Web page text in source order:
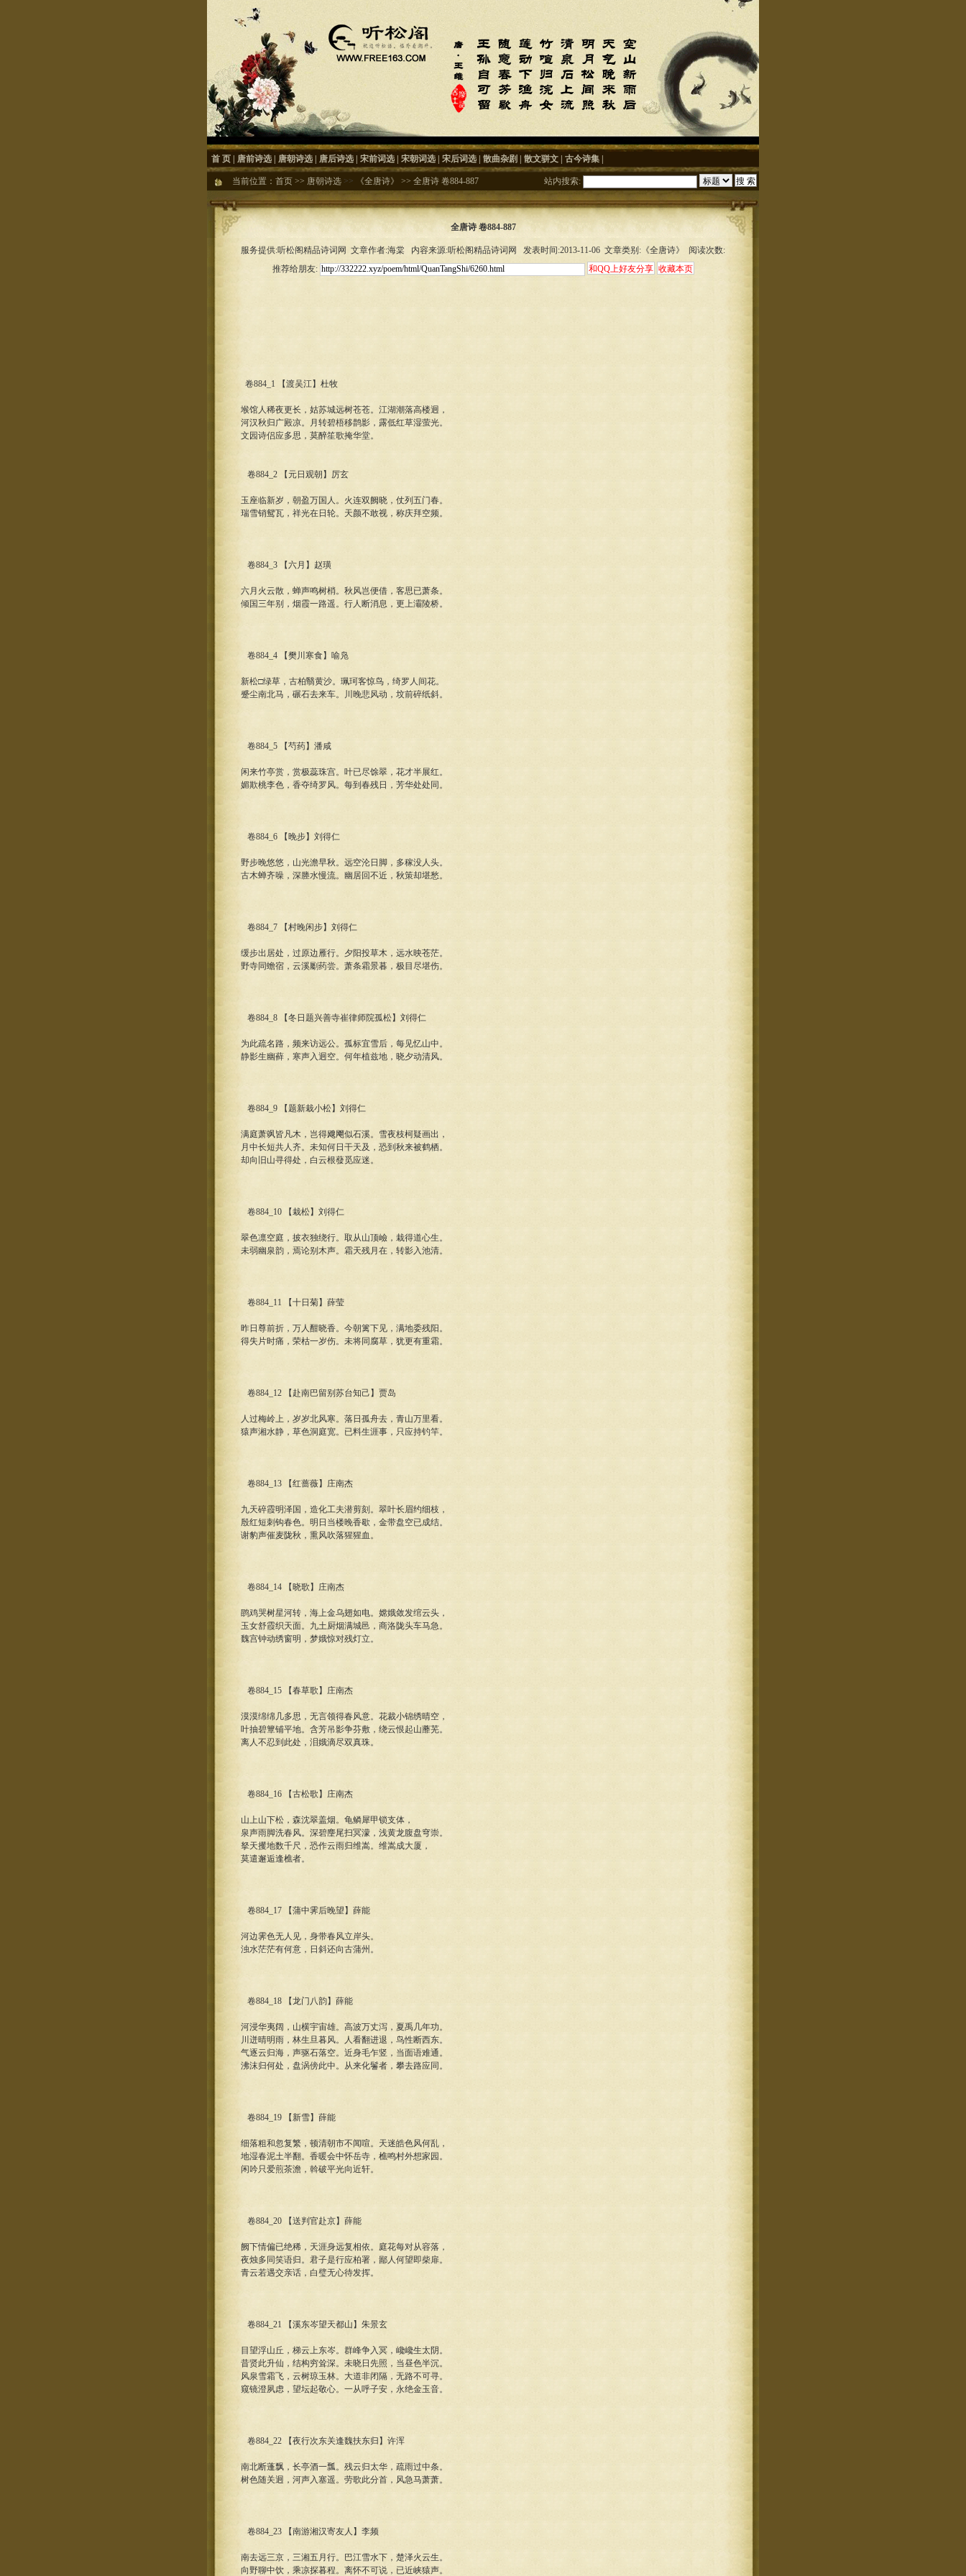
首 页 唐前诗选 唐朝诗选 唐后诗选 宋前词选 宋朝词选 宋后词选 散曲杂剧 散文骈文 古今诗集
当前位置： 首页 >> 唐朝诗选 >> 《全唐诗》 >> 全唐诗 卷884-887 站内搜索:
全唐诗 卷884-887
服务提供:听松阁精品诗词网 文章作者:海棠 内容来源:听松阁精品诗词网 发表时间:2013-11-06 文章类别:《全唐诗》 阅读次数:
推荐给朋友:
卷884_1 【渡吴江】杜牧
堠馆人稀夜更长，姑苏城远树苍苍。江湖潮落高楼迥，
河汉秋归广殿凉。月转碧梧移鹊影，露低红草湿萤光。
文园诗侣应多思，莫醉笙歌掩华堂。
卷884_2 【元日观朝】厉玄
玉座临新岁，朝盈万国人。火连双阙晓，仗列五门春。
瑞雪销鸳瓦，祥光在日轮。天颜不敢视，称庆拜空频。
卷884_3 【六月】赵璜
六月火云散，蝉声鸣树梢。秋风岂便借，客思已萧条。
倾国三年别，烟霞一路遥。行人断消息，更上灞陵桥。
卷884_4 【樊川寒食】喻凫
新松□绿草，古柏翳黄沙。珮珂客惊鸟，绮罗人间花。
蹙尘南北马，碾石去来车。川晚悲风动，坟前碎纸斜。
卷884_5 【芍药】潘咸
闲来竹亭赏，赏极蕊珠宫。叶已尽馀翠，花才半展红。
媚欺桃李色，香夺绮罗风。每到春残日，芳华处处同。
卷884_6 【晚步】刘得仁
野步晚悠悠，山光澹早秋。远空沦日脚，多稼没人头。
古木蝉齐噪，深塍水慢流。幽居回不近，秋策却堪愁。
卷884_7 【村晚闲步】刘得仁
缓步出居处，过原边雁行。夕阳投草木，远水映苍茫。
野寺同蟾宿，云溪劚药尝。萧条霜景暮，极目尽堪伤。
卷884_8 【冬日题兴善寺崔律师院孤松】刘得仁
为此疏名路，频来访远公。孤标宜雪后，每见忆山中。
静影生幽藓，寒声入迥空。何年植兹地，晓夕动清风。
卷884_9 【题新栽小松】刘得仁
满庭萧飒皆凡木，岂得飕飗似石溪。雪夜枝柯疑画出，
月中长短共人齐。未知何日干天及，恐到秋来被鹤栖。
却向旧山寻得处，白云根蕟觅应迷。
卷884_10 【栽松】刘得仁
翠色凛空庭，披衣独绕行。取从山顶嶮，栽得道心生。
未弱幽泉韵，焉论别木声。霜天残月在，转影入池清。
卷884_11 【十日菊】薛莹
昨日尊前折，万人酣晓香。今朝篱下见，满地委残阳。
得失片时痛，荣枯一岁伤。未将同腐草，犹更有重霜。
卷884_12 【赴南巴留别苏台知己】贾岛
人过梅岭上，岁岁北风寒。落日孤舟去，青山万里看。
猿声湘水静，草色洞庭宽。已料生涯事，只应持钓竿。
卷884_13 【红蔷薇】庄南杰
九天碎霞明泽国，造化工夫潜剪刻。翠叶长眉约细枝，
殷红短刺钩春色。明日当楼晚香歇，金带盘空已成结。
谢豹声催麦陇秋，熏风吹落猩猩血。
卷884_14 【晓歌】庄南杰
鹍鸡哭树星河转，海上金乌翅如电。嫦娥敛发绾云头，
玉女舒霞织天面。九土厨烟满城邑，商洛陇头车马急。
魏宫钟动绣窗明，梦娥惊对残灯立。
卷884_15 【春草歌】庄南杰
漠漠绵绵几多思，无言领得春风意。花裁小锦绣晴空，
叶抽碧簟铺平地。含芳吊影争芬敷，绕云恨起山蘼芜。
离人不忍到此处，泪娥滴尽双真珠。
卷884_16 【古松歌】庄南杰
山上山下松，森沈翠盖烟。龟鳞犀甲锁支体，
泉声雨脚洗春风。深碧麈尾扫冥濛，浅黄龙腹盘穹崇。
拏天攫地数千尺，恐作云雨归维嵩。维嵩成大厦，
莫遣邂逅逢樵者。
卷884_17 【蒲中霁后晚望】薛能
河边霁色无人见，身带春风立岸头。
浊水茫茫有何意，日斜还向古蒲州。
卷884_18 【龙门八韵】薛能
河浸华夷阔，山横宇宙雄。高波万丈泻，夏禹几年功。
川迸晴明雨，林生旦暮风。人看翻进退，鸟性断西东。
气逐云归海，声驱石落空。近身毛乍竖，当面语难通。
沸沫归何处，盘涡傍此中。从来化鬐者，攀去路应同。
卷884_19 【新雪】薛能
细落粗和忽复繁，顿清朝市不闻喧。天迷皓色风何乱，
地湿春泥土半翻。香暖会中怀岳寺，樵鸣村外想家园。
闲吟只爱煎茶澹，斡破平光向近轩。
卷884_20 【送判官赴京】薛能
阙下情偏已绝稀，天涯身远复相依。庭花每对从容落，
夜烛多同笑语归。君子是行应柏署，鄙人何望即柴扉。
青云若遇交亲话，白璧无心待发挥。
卷884_21 【溪东岑望天都山】朱景玄
目望浮山丘，梯云上东岑。群峰争入冥，巉巉生太阴。
昔贤此升仙，结构穷耸深。未晓日先照，当昼色半沉。
风泉雪霜飞，云树琼玉林。大道非闭隔，无路不可寻。
窥镜澄夙虑，望坛起敬心。一从呼子安，永绝金玉音。
卷884_22 【夜行次东关逢魏扶东归】许浑
南北断蓬飘，长亭酒一瓢。残云归太华，疏雨过中条。
树色随关迥，河声入塞遥。劳歌此分首，风急马萧萧。
卷884_23 【南游湘汉寄友人】李频
南去远三京，三湘五月行。巴江雪水下，楚泽火云生。
向野聊中饮，乘凉探暮程。离怀不可说，已近峡猿声。